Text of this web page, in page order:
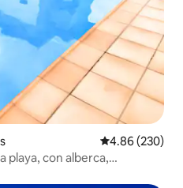
Calificación
4.86 (230)
playa, con alberca,